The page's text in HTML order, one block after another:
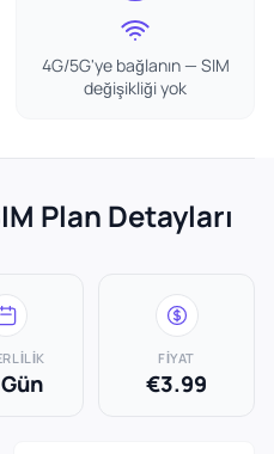
4G/5G'ye bağlanın — SIM
değişikliği yok
Plan Detayları
FIYAT
€3.99